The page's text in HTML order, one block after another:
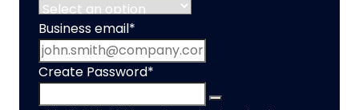
Business email *
Create Password*